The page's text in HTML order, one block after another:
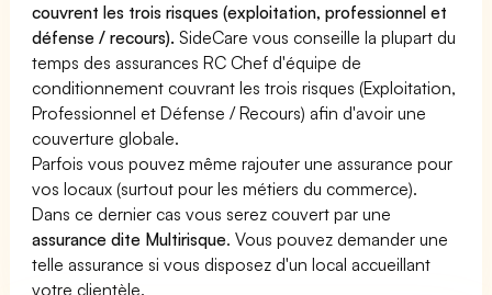
couvrent les trois risques (exploitation, professionnel et
défense / recours). SideCare vous conseille la plupart du
temps des assurances RC Chef d'équipe de
conditionnement couvrant les trois risques (Exploitation,
Professionnel et Défense / Recours) afin d'avoir une
couverture globale.
Parfois vous pouvez même rajouter une assurance pour
vos locaux (surtout pour les métiers du commerce).
Dans ce dernier cas vous serez couvert par une
assurance dite Multirisque. Vous pouvez demander une
telle assurance si vous disposez d'un local accueillant
votre clientèle.